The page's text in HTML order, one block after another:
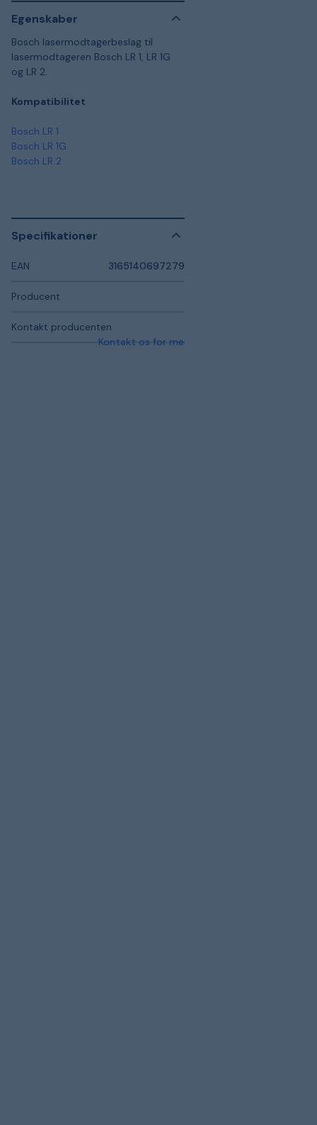
Egenskaber
Bosch lasermodtagerbeslag til
lasermodtageren Bosch LR 1, LR 1G
og LR 2.
Kompatibilitet
Bosch LR 1
Bosch LR 1G
Bosch LR 2
Specifikationer
EAN 3165140697279
Producent
Kontakt producenten
Kontakt os for mere information